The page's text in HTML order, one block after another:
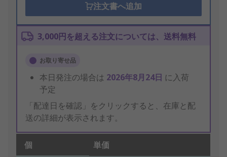
注文書へ追加
3,000円を超える注文については、送料無料
お取り寄せ品
本日発注の場合は 2026年8月24日 に入荷
予定
「配達日を確認」をクリックすると、在庫と配
送の詳細が表示されます。
個 単価